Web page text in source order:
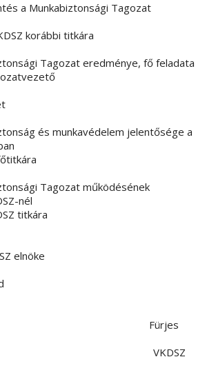
a Munkabiztonsági Tagozat
korábbi titkára
Tagozat eredménye, fő feladata
és munkavédelem jelentősége a
Tagozat működésének
nél
titkára
elnöke
sk. Fürjes
titkára VKDSZ